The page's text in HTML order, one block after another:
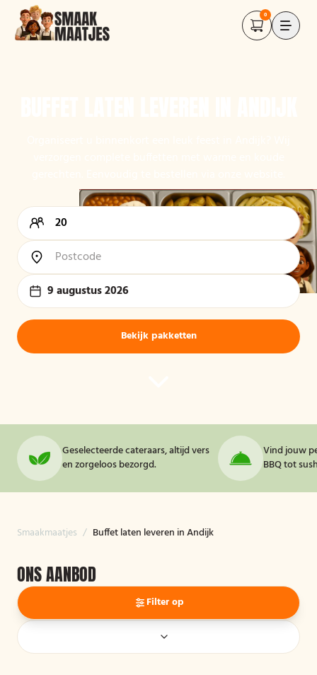
0
9 augustus 2026
Bekijk pakketten
Geselecteerde cateraars, altijd vers
en zorgeloos bezorgd.
Vind jouw
BBQ tot
Smaakmaatjes / Buffet laten leveren in Andijk
ONS AANBOD
Filter op